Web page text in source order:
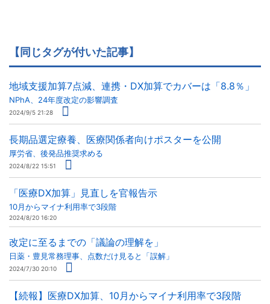
【同じタグが付いた記事】
地域支援加算7点減、連携・DX加算でカバーは「8.8％」
NPhA、24年度改定の影響調査
2024/9/5 21:28
長期品選定療養、医療関係者向けポスターを公開
厚労省、後発品推奨求める
2024/8/22 15:51
「医療DX加算」見直しを官報告示
10月からマイナ利用率で3段階
2024/8/20 16:20
改定に至るまでの「議論の理解を」
日薬・豊見常務理事、点数だけ見ると「誤解」
2024/7/30 20:10
【続報】医療DX加算、10月からマイナ利用率で3段階